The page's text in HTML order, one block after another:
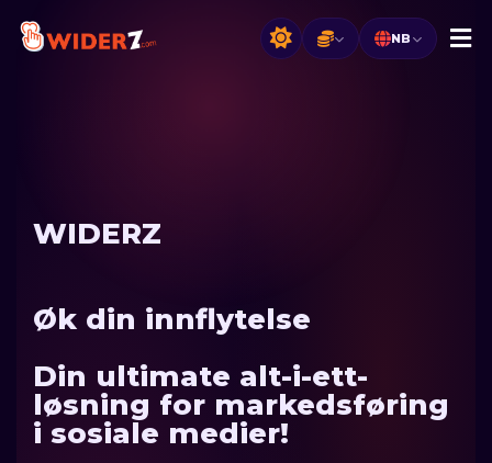
NB
WIDERZ
Øk din innflytelse
Din ultimate alt-i-ett-
løsning for markedsføring
i sosiale medier!